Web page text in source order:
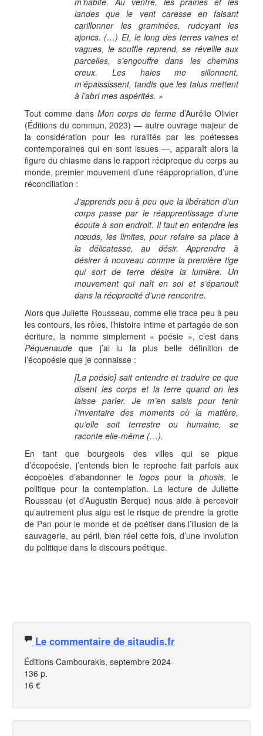
landes que le vent caresse en faisant
carillonner les graminées, rudoyant les
ajoncs. (…) Et, le long des terres vaines et
vagues, le souffle reprend, se réveille aux
parcelles, s’engouffre dans les chemins
creux. Les haies me sillonnent,
m’épaississent, tandis que les talus mettent
à l’abri mes aspérités. »
Tout comme dans Mon corps de ferme d’Aurélie Olivier
(Éditions du commun, 2023) — autre ouvrage majeur de
la considération pour les ruralités par les poétesses
contemporaines qui en sont issues —, apparaît alors la
figure du chiasme dans le rapport réciproque du corps au
monde, premier mouvement d’une réappropriation, d’une
réconciliation :
J’apprends peu à peu que la libération d’un
corps passe par le réapprentissage d’une
écoute à son endroit. Il faut en entendre les
nœuds, les limites, pour refaire sa place à
la délicatesse, au désir. Apprendre à
désirer à nouveau comme la première tige
qui sort de terre désire la lumière. Un
mouvement qui naît en soi et s’épanouit
dans la réciprocité d’une rencontre.
Alors que Juliette Rousseau, comme elle trace peu à peu
les contours, les rôles, l’histoire intime et partagée de son
écriture, la nomme simplement « poésie », c’est dans
Péquenaude que j’ai lu la plus belle définition de
l’écopoésie que je connaisse :
[La poésie] sait entendre et traduire ce que
disent les corps et la terre quand on les
laisse parler. Je m’en saisis pour tenir
l’inventaire des moments où la matière,
qu’elle soit terrestre ou humaine, se
raconte elle-même (…).
En tant que bourgeois des villes qui se pique
d’écopoésie, j’entends bien le reproche fait parfois aux
écopoètes d’abandonner le logospour laphusis, le
politique pour la contemplation. La lecture de Juliette
Rousseau (et d’Augustin Berque) nous aide à percevoir
qu’autrement plus aigu est le risque de prendre la grotte
de Pan pour le monde et de poétiser dans l’illusion de la
sauvagerie, au péril, bien réel cette fois, d’une involution
du politique dans le discours poétique.
Le commentaire de sitaudis.fr
Éditions Cambourakis, septembre 2024
136 p.
16 €